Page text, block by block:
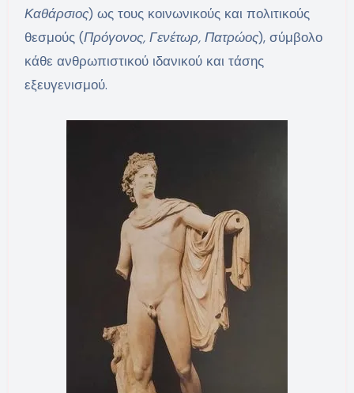
Καθάρσιος) ως τους κοινωνικούς και πολιτικούς
θεσμούς (Πρόγονος, Γενέτωρ, Πατρώος), σύμβολο
κάθε ανθρωπιστικού ιδανικού και τάσης
εξευγενισμού.